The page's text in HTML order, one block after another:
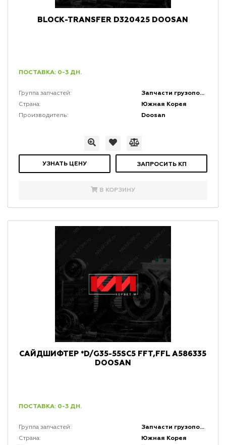
BLOCK-TRANSFER D320425 DOOSAN
ПОСТАВКА: 0-3 ДН.
Группа запчастей: Запчасти грузоподъемной мачты и каретки
Страна: Южная Корея
Производитель: Doosan
УЗНАТЬ ЦЕНУ ЗАПРОСИТЬ КП
В КОРЗИНУ
САЙДШИФТЕР *D/G35-55SC5 FFT,FFL A586335
DOOSAN
ПОСТАВКА: 0-3 ДН.
Группа запчастей: Запчасти грузоподъемной мачты и каретки
Страна: Южная Корея